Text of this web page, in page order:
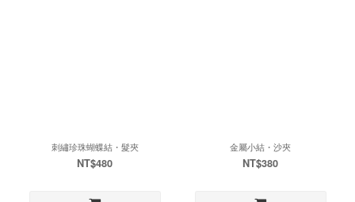
刺繡珍珠蝴蝶結・髮夾
NT$480
金屬小結・沙夾
NT$380